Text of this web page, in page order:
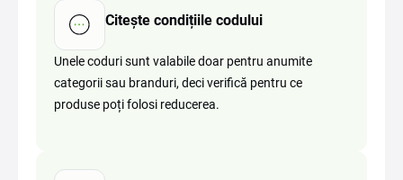
Citește condițiile codului
Unele coduri sunt valabile doar pentru anumite
categorii sau branduri, deci verifică pentru ce
produse poți folosi reducerea.